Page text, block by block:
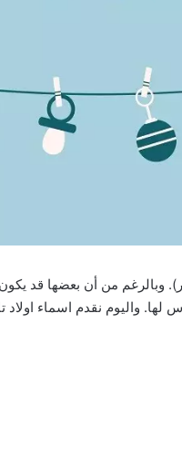
من أن بعضها قد يكون
واليوم نقدم اسماء اولاد